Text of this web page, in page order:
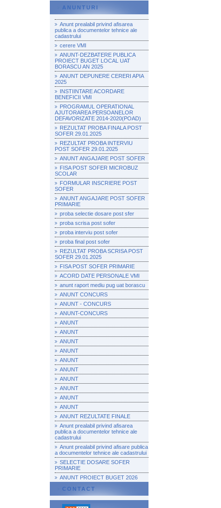
ANUNTURI
Anunt prealabil privind afisarea
publica a documentelor tehnice ale
cadastrului
cerere VMI
ANUNT-DEZBATERE PUBLICA
PROIECT BUGET LOCAL UAT
BORASCU AN 2025
ANUNT DEPUNERE CERERI APIA
2025
INSTIINTARE ACORDARE
BENEFICII VMI
PROGRAMUL OPERATIONAL
AJUTORAREA PERSOANELOR
DEFAVORIZATE 2014-2020(POAD)
REZULTAT PROBA FINALA POST
SOFER 29.01.2025
REZULTAT PROBA INTERVIU
POST SOFER 29.01.2025
ANUNT ANGAJARE POST SOFER
FISA POST SOFER MICROBUZ
SCOLAR
FORMULAR INSCRIERE POST
SOFER
ANUNT ANGAJARE POST SOFER
PRIMARIE
proba selectie dosare post sfer
proba scrisa post sofer
proba interviu post sofer
proba final post sofer
REZULTAT PROBA SCRISA POST
SOFER 29.01.2025
FISA POST SOFER PRIMARIE
ACORD DATE PERSONALE VMI
anunt raport mediu pug uat borascu
ANUNT CONCURS
ANUNT - CONCURS
ANUNT-CONCURS
ANUNT
ANUNT
ANUNT
ANUNT
ANUNT
ANUNT
ANUNT
ANUNT
ANUNT
ANUNT
ANUNT REZULTATE FINALE
Anunt prealabil privind afisarea
publica a documentelor tehnice ale
cadastrului
Anunt prealabil privind afisare publica
a documentelor tehnice ale cadastrului
SELECTIE DOSARE SOFER
PRIMARIE
ANUNT PROIECT BUGET 2026
CONTACT